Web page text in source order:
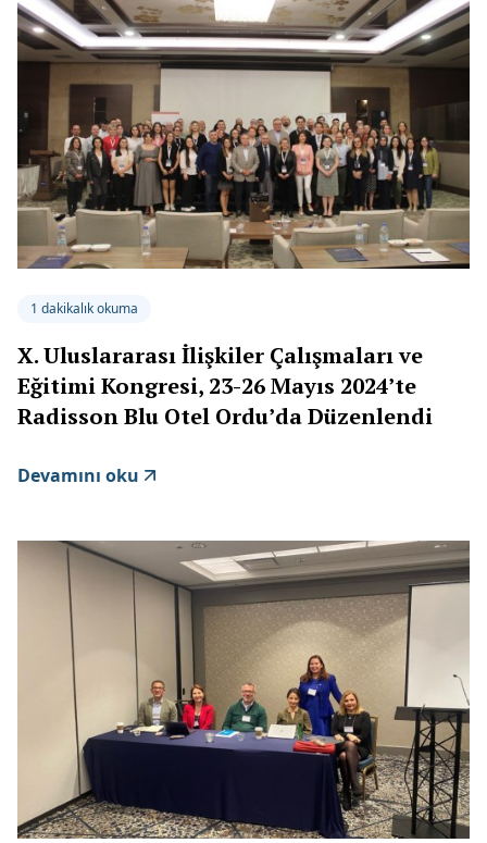
1 dakikalık okuma
X. Uluslararası İlişkiler Çalışmaları ve
Eğitimi Kongresi, 23-26 Mayıs 2024’te
Radisson Blu Otel Ordu’da Düzenlendi
Devamını oku